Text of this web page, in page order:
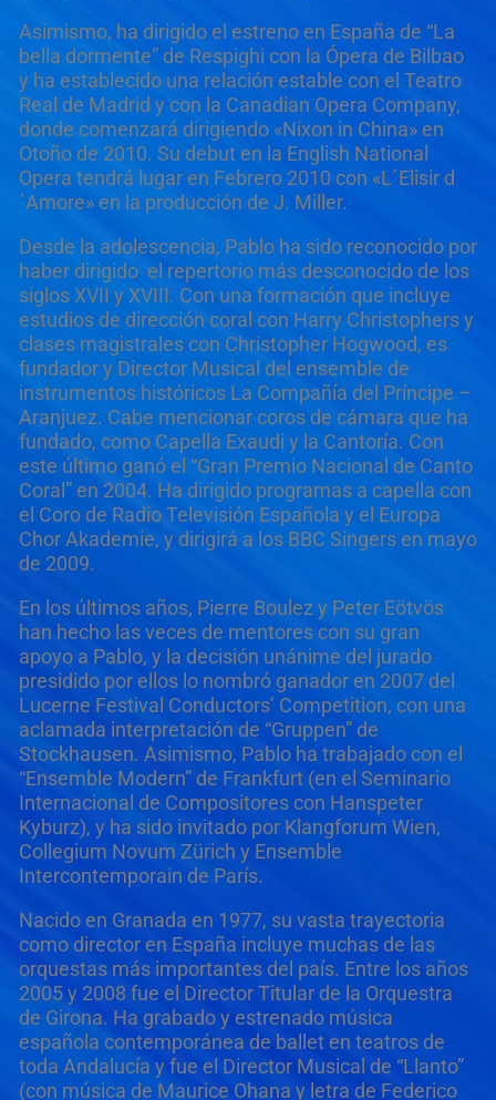
Asimismo, ha dirigido el estreno en España de “La
bella dormente” de Respighi con la Ópera de Bilbao
y ha establecido una relación estable con el Teatro
Real de Madrid y con la Canadian Opera Company,
donde comenzará dirigiendo «Nixon in China» en
Otoño de 2010. Su debut en la English National
Opera tendrá lugar en Febrero 2010 con «L´Elisir d
´Amore» en la producción de J. Miller.
Desde la adolescencia, Pablo ha sido reconocido por
haber dirigido el repertorio más desconocido de los
siglos XVII y XVIII. Con una formación que incluye
estudios de dirección coral con Harry Christophers y
clases magistrales con Christopher Hogwood, es
fundador y Director Musical del ensemble de
instrumentos históricos La Compañía del Príncipe –
Aranjuez. Cabe mencionar coros de cámara que ha
fundado, como Capella Exaudi y la Cantoría. Con
este último ganó el “Gran Premio Nacional de Canto
Coral” en 2004. Ha dirigido programas a capella con
el Coro de Radio Televisión Española y el Europa
Chor Akademie, y dirigirá a los BBC Singers en mayo
de 2009.
En los últimos años, Pierre Boulez y Peter Eötvös
han hecho las veces de mentores con su gran
apoyo a Pablo, y la decisión unánime del jurado
presidido por ellos lo nombró ganador en 2007 del
Lucerne Festival Conductors’ Competition, con una
aclamada interpretación de “Gruppen” de
Stockhausen. Asimismo, Pablo ha trabajado con el
“Ensemble Modern” de Frankfurt (en el Seminario
Internacional de Compositores con Hanspeter
Kyburz), y ha sido invitado por Klangforum Wien,
Collegium Novum Zürich y Ensemble
Intercontemporain de París.
Nacido en Granada en 1977, su vasta trayectoria
como director en España incluye muchas de las
orquestas más importantes del país. Entre los años
2005 y 2008 fue el Director Titular de la Orquestra
de Girona. Ha grabado y estrenado música
española contemporánea de ballet en teatros de
toda Andalucía y fue el Director Musical de “Llanto”
(con música de Maurice Ohana y letra de Federico